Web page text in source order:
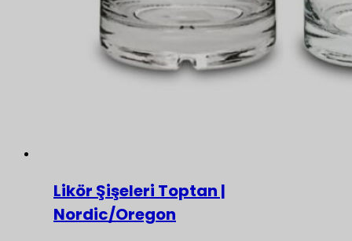
Likör Şişeleri Toptan |
Nordic/Oregon